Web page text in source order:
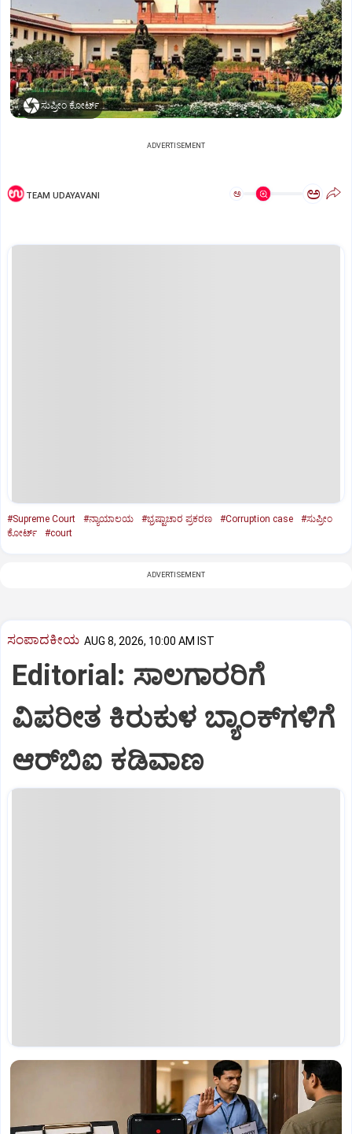
ಸುಪ್ರೀಂ ಕೋರ್ಟ್‌
ADVERTISEMENT
TEAM UDAYAVANI ಅ ಅ
#Supreme Court #ನ್ಯಾಯಾಲಯ #ಭ್ರಷ್ಟಾಚಾರ ಪ್ರಕರಣ #Corruption case
#ಸುಪ್ರೀಂ
ಕೋರ್ಟ್‌
#court
ADVERTISEMENT
ಸಂಪಾದಕೀಯ AUG 8, 2026, 10:00 AM IST
Editorial: ಸಾಲಗಾರರಿಗೆ
ವಿಪರೀತ ಕಿರುಕುಳ ಬ್ಯಾಂಕ್‌ಗಳಿಗೆ
ಆರ್‌ಬಿಐ ಕಡಿವಾಣ